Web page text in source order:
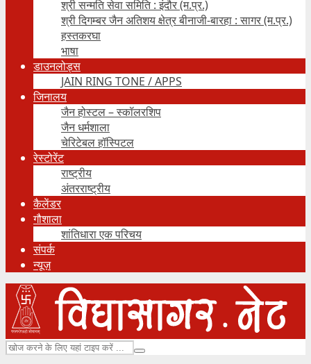
श्री सन्मति सेवा समिति : इंदौर (म.प्र.)
श्री दिगम्बर जैन अतिशय क्षेत्र बीनाजी-बारहा : सागर (म.प्र.)
हस्तकरघा
भाषा
डाउनलोड्स
JAIN RING TONE / APPS
जिनालय
जैन होस्टल – स्कॉलरशिप
जैन धर्मशाला
चेरिटेबल हॉस्पिटल
रेस्टोरेंट
राष्ट्रीय
अंतरराष्ट्रीय
कैलेंडर
गौशाला
शांतिधारा एक परिचय
संपर्क
न्यूज़